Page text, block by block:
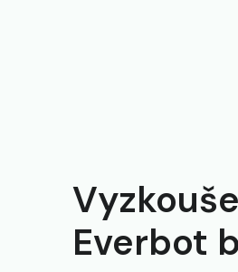
Everbot